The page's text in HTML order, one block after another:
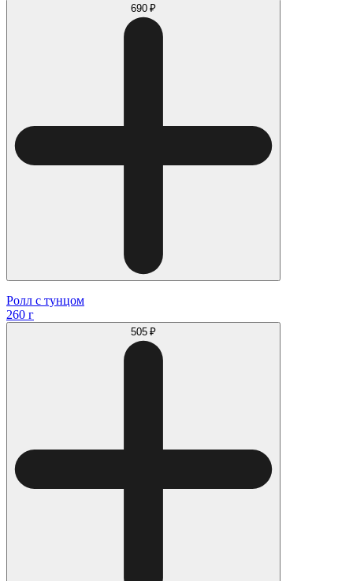
690 ₽
Ролл с тунцом
260 г
505 ₽